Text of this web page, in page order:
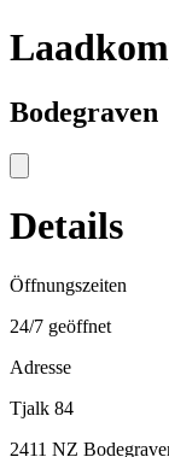
Bodegraven
Details
Öffnungszeiten
24/7 geöffnet
Adresse
Tjalk 84
2411 NZ